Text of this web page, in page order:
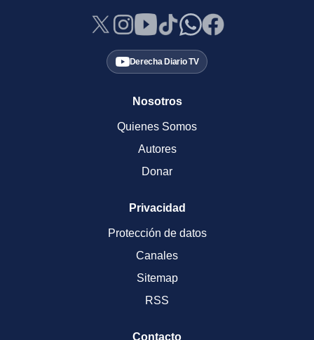
Derecha Diario TV
Nosotros
Quienes Somos
Autores
Donar
Privacidad
Protección de datos
Canales
Sitemap
RSS
Contacto